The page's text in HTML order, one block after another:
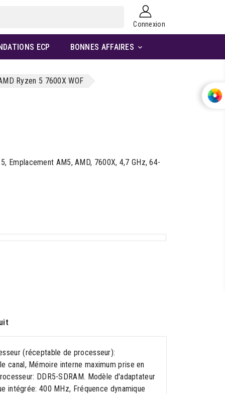
Connexion
ECP BONNES AFFAIRES 
Ryzen 5 7600X WOF
Emplacement AM5, AMD, 7600X, 4,7 GHz, 64-
(réceptable de processeur):
canal, Mémoire interne maximum prise en
DDR5-SDRAM. Modèle d'adaptateur
intégrée: 400 MHz, Fréquence dynamique